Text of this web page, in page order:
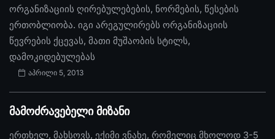
ორგანიზაციის ღირებულებების, ნორმების, წესების
ერთობლიობა. იგი არეგულირებს ორგანიზაციის
წევრების ქცევას, მათი მუშაობის სტილს,
დამოკიდებულებას
აპრილი 5, 2013
მამოძრავებელი მიზანი
ერთხელ, მახსოვს, ექიმი ვნახე, რომელიც მხოლოდ 3-5